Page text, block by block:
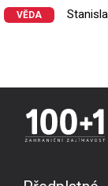
VĚDA